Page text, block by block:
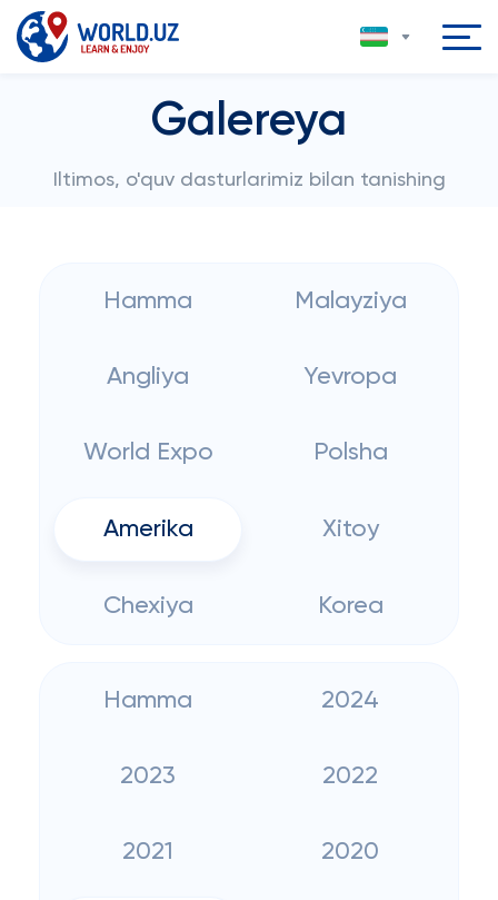
Galereya
Iltimos, o'quv dasturlarimiz bilan tanishing
Hamma Malayziya
Angliya Yevropa
World Expo Polsha
Amerika Xitoy
Chexiya Korea
Hamma 2024
2023 2022
2021 2020